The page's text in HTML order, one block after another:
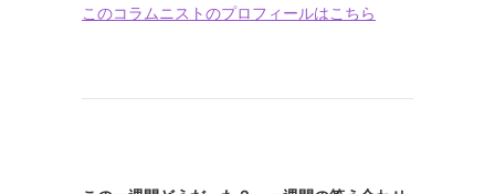
このコラムニストのプロフィールはこちら